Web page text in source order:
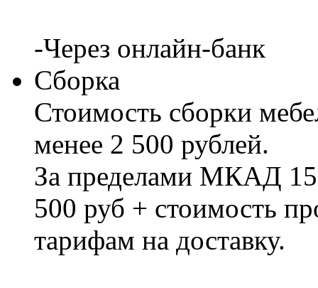
-Через онлайн-банк
Сборка
Стоимость сборки
менее 2 500 рублей.
За пределами МКАД
500 руб + стоимость
тарифам на доставку.